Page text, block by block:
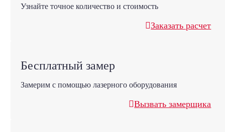
Узнайте точное количество и стоимость
Заказать расчет
Бесплатный замер
Замерим с помощью лазерного оборудования
Вызвать замерщика